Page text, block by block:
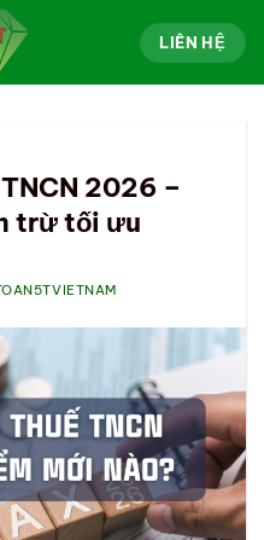
LIÊN HỆ
2026 –
trừ tối ưu